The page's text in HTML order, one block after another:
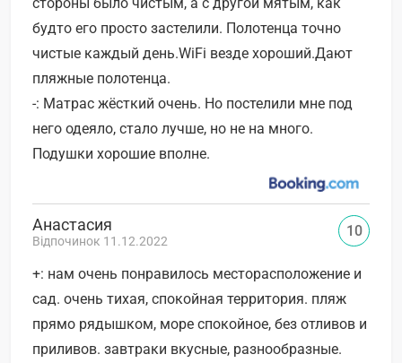
будто его просто застелили. Полотенца точно
чистые каждый день.WiFi везде хороший.Дают
пляжные полотенца.
-: Матрас жёсткий очень. Но постелили мне под
него одеяло, стало лучше, но не на много.
Подушки хорошие вполне.
Анастасия
Відпочинок 11.12.2022
+: нам очень понравилось месторасположение и
сад. очень тихая, спокойная территория. пляж
прямо рядышком, море спокойное, без отливов и
приливов. завтраки вкусные, разнообразные.
10